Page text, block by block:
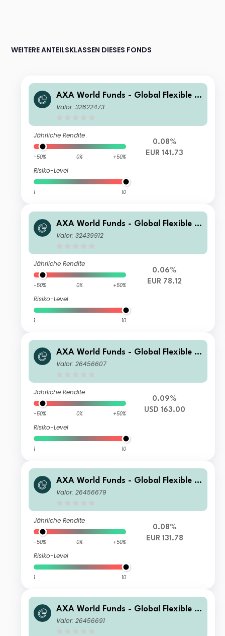
WEITERE ANTEILSKLASSEN DIESES FONDS
AXA World Funds - Global Flexible P
roperty M Capitalisation EUR (Hedge
Valor: 32822473
Jährliche Rendite
-50% 0% +50%
Risiko-Level
1 10
0.08%
EUR 141.73
AXA World Funds - Global Flexible P
roperty E Distribution Quarterly gr E
Valor: 32439912
Jährliche Rendite
-50% 0% +50%
Risiko-Level
1 10
0.06%
EUR 78.12
AXA World Funds - Global Flexible P
roperty F Capitalisation USD
Valor: 26456607
Jährliche Rendite
-50% 0% +50%
Risiko-Level
1 10
0.09%
USD 163.00
AXA World Funds - Global Flexible P
roperty I Capitalisation EUR (Hedge
Valor: 26456679
Jährliche Rendite
-50% 0% +50%
Risiko-Level
1 10
0.08%
EUR 131.78
AXA World Funds - Global Flexible P
roperty I Distribution gr EUR (Hedge
Valor: 26456691